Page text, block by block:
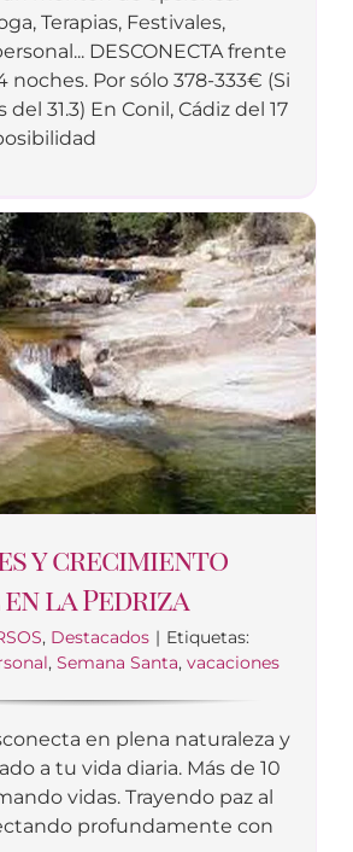
Terapias, Festivales,
DESCONECTA frente
noches. Por sólo 378-333€ (Si
31.3) En Conil, Cádiz del 17
y crecimiento
la Pedriza
, Destacados | Etiquetas:
, Semana Santa, vacaciones
en plena naturaleza y
a tu vida diaria. Más de 10
vidas. Trayendo paz al
profundamente con